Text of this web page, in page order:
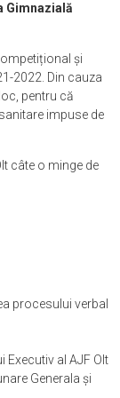
Gimnazială
și
2022. Din cauza
pentru că
impuse de
câte o minge de
procesului verbal
Executiv al AJF Olt
Generala și